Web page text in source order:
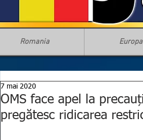
Romania Europa
OMS face apel la
pregătesc ridicarea
7 mai 2020